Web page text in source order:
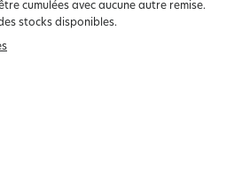
cumulées avec aucune autre remise.
stocks disponibles.